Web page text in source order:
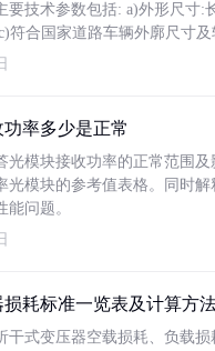
要技术参数包括: a)外形尺寸:
符合国家道路车辆外廓尺寸
率多少是正常
光模块接收功率的正常范围
光模块的参考值表格。同时
能问题。
耗标准一览表及计算方
干式变压器空载损耗、负载